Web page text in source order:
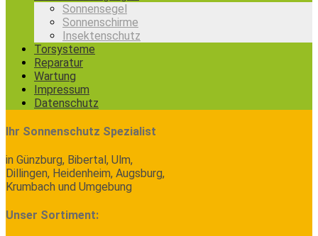
Sonnensegel
Sonnenschirme
Insektenschutz
Torsysteme
Reparatur
Wartung
Impressum
Datenschutz
Ihr Sonnenschutz Spezialist
in Günzburg, Bibertal, Ulm,
Dillingen, Heidenheim, Augsburg,
Krumbach und Umgebung
Unser Sortiment: